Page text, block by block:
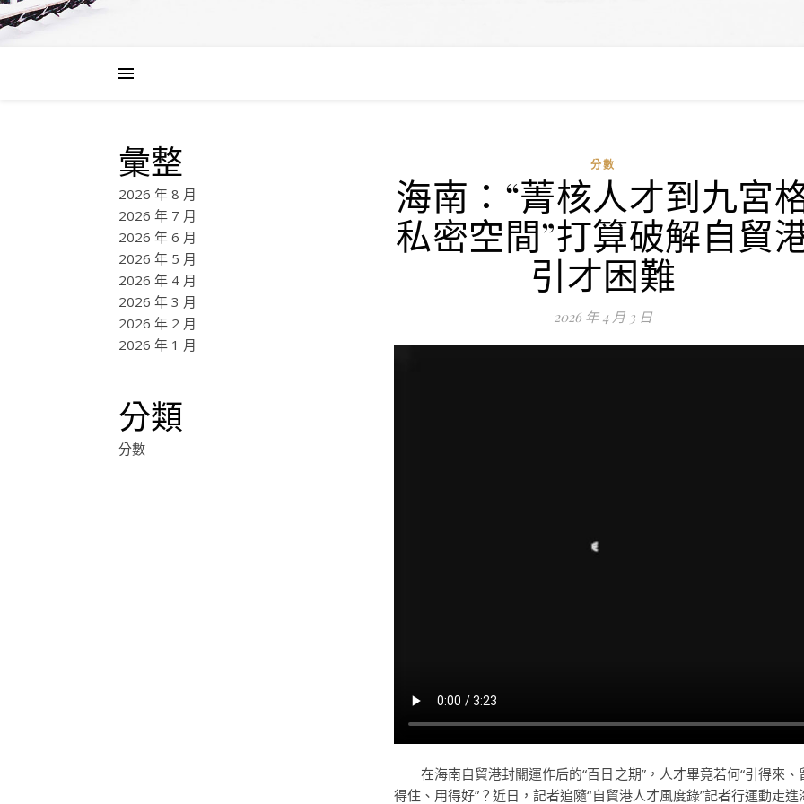
彙整
2026 年 8 月
2026 年 7 月
2026 年 6 月
2026 年 5 月
2026 年 4 月
2026 年 3 月
2026 年 2 月
2026 年 1 月
分類
分數
分數
海南：“菁核人才到九宮
私密空間”打算破解自貿
引才困難
2026 年 4 月 3 日
在海南自貿港封關運作后的“百日之期”，人才畢竟若何“引得來、
得住、用得好”？近日，記者追隨“自貿港人才風度錄”記者行運動走進